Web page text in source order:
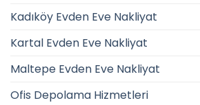
Kadıköy Evden Eve Nakliyat
Kartal Evden Eve Nakliyat
Maltepe Evden Eve Nakliyat
Ofis Depolama Hizmetleri